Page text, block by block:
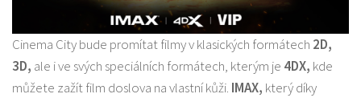
Cinema City bude promítat filmy v klasických formátech 2D,
3D, ale i ve svých speciálních formátech, kterým je 4DX, kde
můžete zažít film doslova na vlastní kůži. IMAX, který díky